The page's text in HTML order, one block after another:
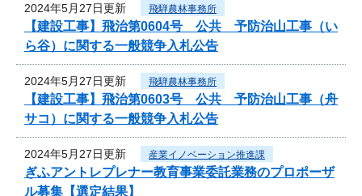
2024年5月27日更新 飛騨農林事務所
【建設工事】飛治第0604号 公共 予防治山工事（い
ら谷）に関する一般競争入札公告
2024年5月27日更新 飛騨農林事務所
【建設工事】飛治第0603号 公共 予防治山工事（舟
サコ）に関する一般競争入札公告
2024年5月27日更新 産業イノベーション推進課
ぎふアントレプレナー教育事業委託業務のプロポーザ
ル募集【選定結果】